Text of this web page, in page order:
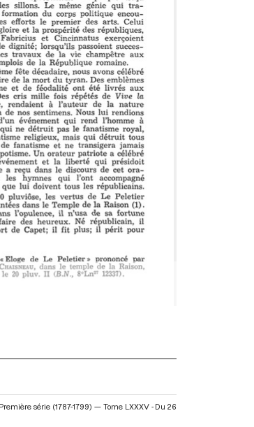
série (1787-1799) — Tome LXXXV - Du 26